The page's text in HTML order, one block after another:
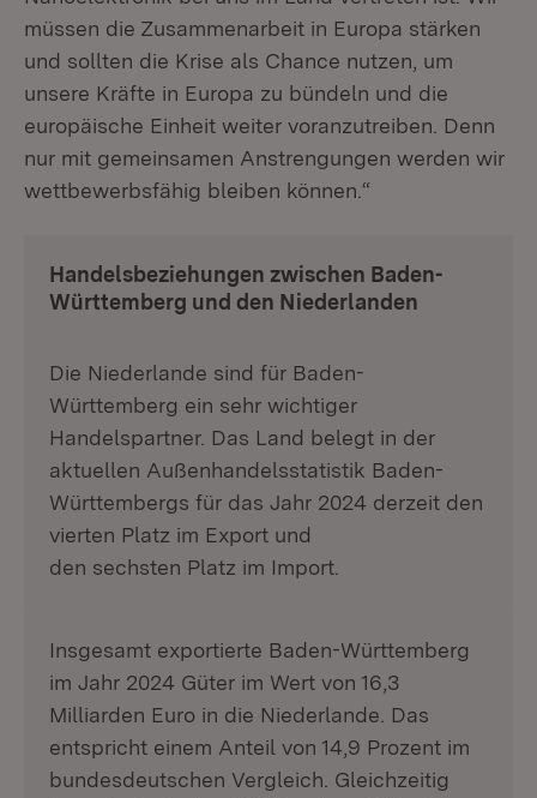
müssen die Zusammenarbeit in Europa stärken
und sollten die Krise als Chance nutzen, um
unsere Kräfte in Europa zu bündeln und die
europäische Einheit weiter voranzutreiben. Denn
nur mit gemeinsamen Anstrengungen werden wir
wettbewerbsfähig bleiben können.“
Handelsbeziehungen zwischen Baden-
Württemberg und den Niederlanden
Die Niederlande sind für Baden-
Württemberg ein sehr wichtiger
Handelspartner. Das Land belegt in der
aktuellen Außenhandelsstatistik Baden-
Württembergs für das Jahr 2024 derzeit den
vierten Platz im Export und
den sechsten Platz im Import.
Insgesamt exportierte Baden-Württemberg
im Jahr 2024 Güter im Wert von 16,3
Milliarden Euro in die Niederlande. Das
entspricht einem Anteil von 14,9 Prozent im
bundesdeutschen Vergleich. Gleichzeitig